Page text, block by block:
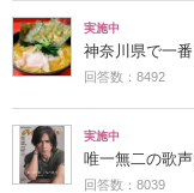
実施中
神奈川県で一
回答数：8492
実施中
唯一無二の歌
回答数：8039